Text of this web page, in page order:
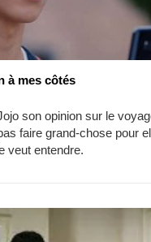
à mes côtés
son opinion sur le
faire grand-chose pour
veut entendre.